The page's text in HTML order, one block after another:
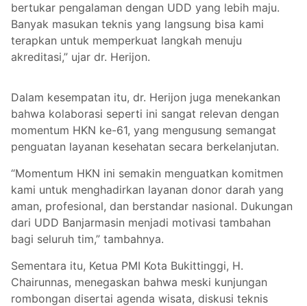
bertukar pengalaman dengan UDD yang lebih maju.
Banyak masukan teknis yang langsung bisa kami
terapkan untuk memperkuat langkah menuju
akreditasi,” ujar dr. Herijon.
Dalam kesempatan itu, dr. Herijon juga menekankan
bahwa kolaborasi seperti ini sangat relevan dengan
momentum HKN ke-61, yang mengusung semangat
penguatan layanan kesehatan secara berkelanjutan.
“Momentum HKN ini semakin menguatkan komitmen
kami untuk menghadirkan layanan donor darah yang
aman, profesional, dan berstandar nasional. Dukungan
dari UDD Banjarmasin menjadi motivasi tambahan
bagi seluruh tim,” tambahnya.
Sementara itu, Ketua PMI Kota Bukittinggi, H.
Chairunnas, menegaskan bahwa meski kunjungan
rombongan disertai agenda wisata, diskusi teknis